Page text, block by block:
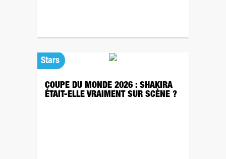
Stars
COUPE DU MONDE 2026 : SHAKIRA
ÉTAIT-ELLE VRAIMENT SUR SCÈNE ?